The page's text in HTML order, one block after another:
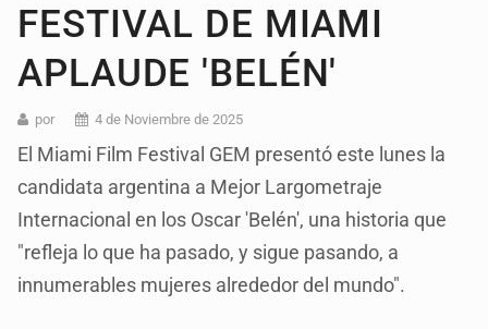
FESTIVAL DE MIAMI
APLAUDE 'BELÉN'
por 4 de Noviembre de 2025
El Miami Film Festival GEM presentó este lunes la
candidata argentina a Mejor Largometraje
Internacional en los Oscar 'Belén', una historia que
"refleja lo que ha pasado, y sigue pasando, a
innumerables mujeres alrededor del mundo".